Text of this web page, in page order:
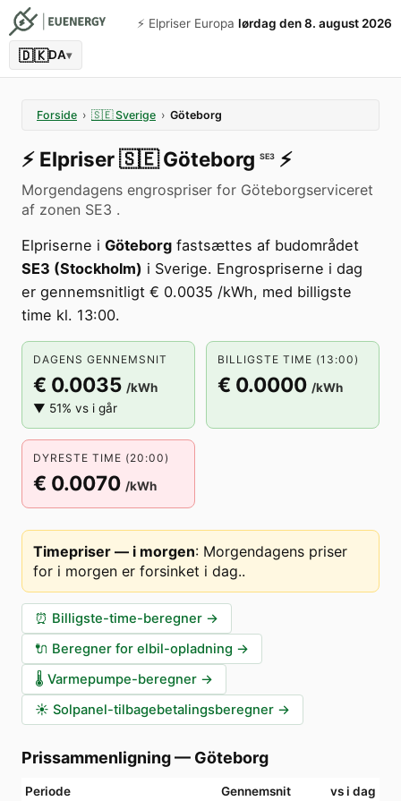
⚡️ Elpriser Europa lørdag den 8. august 2026
🇩🇰DA▾
Forside › 🇸🇪 Sverige › Göteborg
⚡️ Elpriser🇸🇪 Göteborg SE3 ⚡️
Morgendagens engrospriser for Göteborgserviceret
af zonen SE3 .
Elpriserne i Göteborg fastsættes af budområdet
SE3 (Stockholm) i Sverige. Engrospriserne i dag
er gennemsnitligt € 0.0035 /kWh, med billigste
time kl. 13:00.
DAGENS GENNEMSNIT
€ 0.0035 /kWh
▼ 51% vs i går
BILLIGSTE TIME (13:00)
€ 0.0000 /kWh
DYRESTE TIME (20:00)
€ 0.0070 /kWh
Timepriser — i morgen: Morgendagens priser
for i morgen er forsinket i dag..
⏰ Billigste-time-beregner →
🔌 Beregner for elbil-opladning →
🌡️ Varmepumpe-beregner →
☀️ Solpanel-tilbagebetalingsberegner →
Prissammenligning— Göteborg
Periode Gennemsnit vs i dag